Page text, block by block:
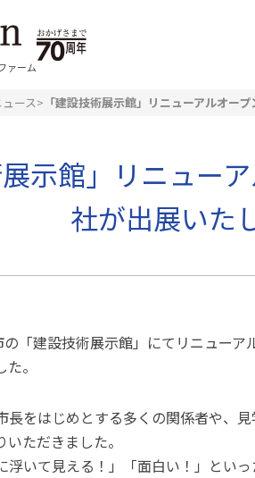
ァーム
ュース> 「建設技術展示館」リニューアルオー
展示館」リニュー
社が出展いた
「建設技術展示館」にてリニュー
。
長をはじめとする多くの関係者や、
ただきました。
浮いて見える！」「面白い！」とい